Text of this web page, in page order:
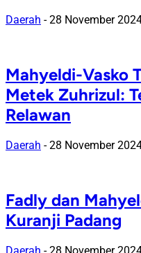
Daerah - 28 November
Mahyeldi-Vasko
Metek Zuhrizul:
Relawan
Daerah - 28 November
Fadly dan
Kuranji Padang
Daerah - 28 November